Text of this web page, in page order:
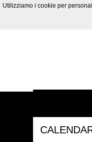
Utilizziamo i cookie per